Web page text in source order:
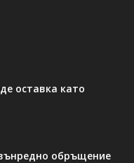
оставка като
обръщение